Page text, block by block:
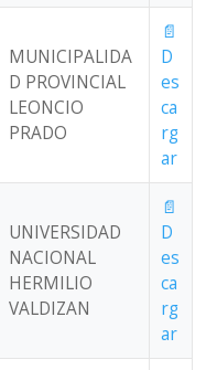
MUNICIPALIDA
D PROVINCIAL
LEONCIO
PRADO
📄
D
es
ca
rg
ar
UNIVERSIDAD
NACIONAL
HERMILIO
VALDIZAN
📄
D
es
ca
rg
ar